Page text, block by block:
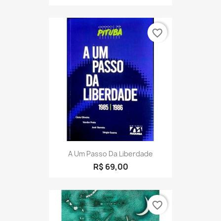
A Um Passo Da Liberdade
R$ 69,00
favorite_border
favorite_border